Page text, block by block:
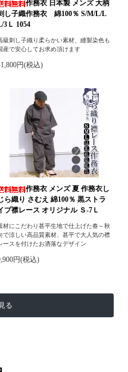
作務衣 日本製 メンズ 大柄
し子織作務衣 綿100％ S/M/L/L
3Ｌ 1054
級刺し子織り柔らかい素材、縫製染色も
産で安心してお求め頂けます
円(税込)
作務衣 メンズ 夏 作務衣し
ら織り さむえ 綿100％ 黒ストラ
プ襟レース オリジナル Ｓ-7Ｌ
材にこだわり甚平生地で仕上げた春～秋
で涼しい高品質素材、甚平で大人気の襟
ースを付けたお洒落なデザイン
円(税込)
る